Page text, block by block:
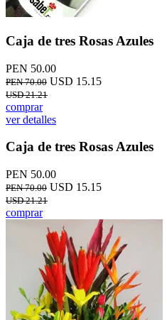
Caja de tres Rosas Azules
PEN 50.00
PEN 70.00 USD 15.15
USD 21.21
comprar
ver detalles
Caja de tres Rosas Azules
PEN 50.00
PEN 70.00 USD 15.15
USD 21.21
comprar